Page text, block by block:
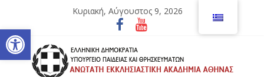
Ανοίξτε τη γραμμή εργαλείων
περιεχόμενο
Κυριακή, Αύγουστος 9, 2026